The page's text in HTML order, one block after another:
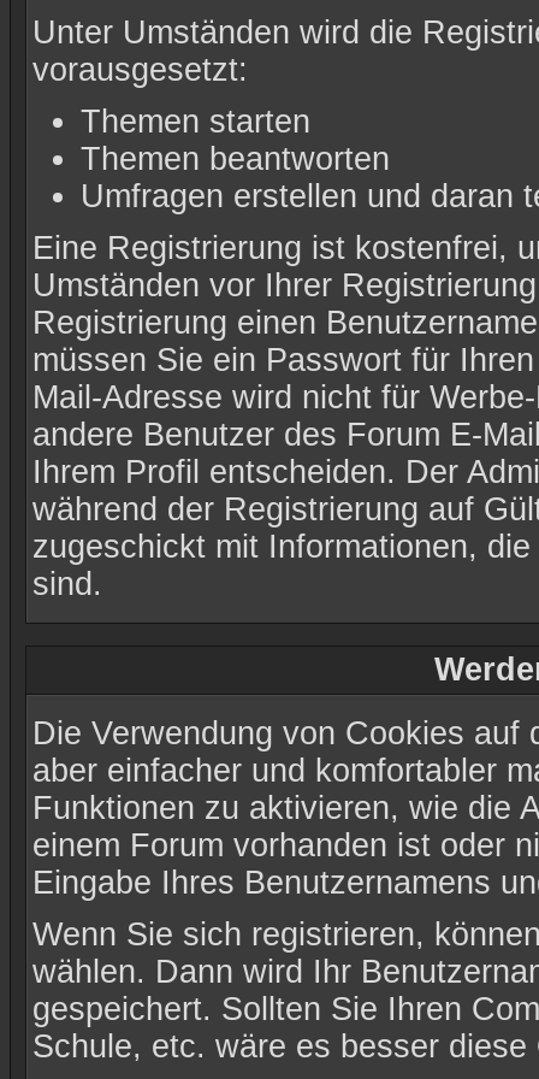
Unter Umständen wird die
vorausgesetzt:
Themen starten
Themen beantworten
Umfragen erstellen und daran
Eine Registrierung ist kostenfrei,
Umständen vor Ihrer
Registrierung einen
müssen Sie ein Passwort für
Mail-Adresse wird nicht für
andere Benutzer des Forum E-
Ihrem Profil entscheiden. Der
während der Registrierung auf
zugeschickt mit Informationen,
sind.
Die Verwendung von Cookies
aber einfacher und komfortabler
Funktionen zu aktivieren, wie die
einem Forum vorhanden ist oder
Eingabe Ihres Benutzernamens
Wenn Sie sich registrieren,
wählen. Dann wird Ihr
gespeichert. Sollten Sie Ihren
Schule, etc. wäre es besser